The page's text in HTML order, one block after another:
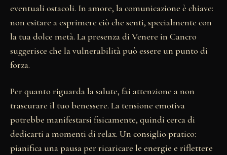
eventuali ostacoli. In amore, la comunicazione è chiave:
non esitare a esprimere ciò che senti, specialmente con
la tua dolce metà. La presenza di Venere in Cancro
suggerisce che la vulnerabilità può essere un punto di
forza.
Per quanto riguarda la salute, fai attenzione a non
trascurare il tuo benessere. La tensione emotiva
potrebbe manifestarsi fisicamente, quindi cerca di
dedicarti a momenti di relax. Un consiglio pratico:
pianifica una pausa per ricaricare le energie e riflettere